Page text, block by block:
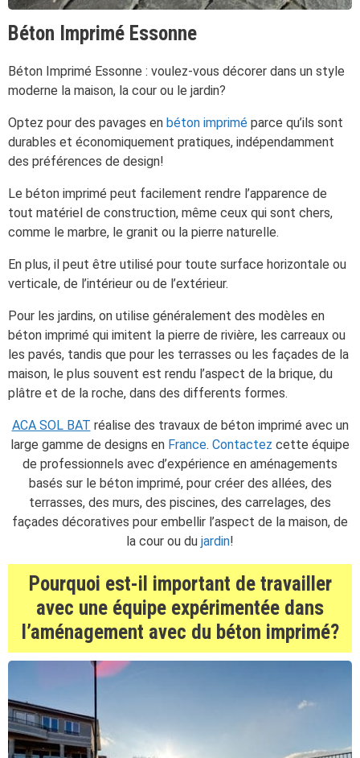
Béton Imprimé Essonne
Béton Imprimé Essonne : voulez-vous décorer dans un style
moderne la maison, la cour ou le jardin?
Optez pour des pavages en béton imprimé parce qu’ils sont
durables et économiquement pratiques, indépendamment
des préférences de design!
Le béton imprimé peut facilement rendre l’apparence de
tout matériel de construction, même ceux qui sont chers,
comme le marbre, le granit ou la pierre naturelle.
En plus, il peut être utilisé pour toute surface horizontale ou
verticale, de l’intérieur ou de l’extérieur.
Pour les jardins, on utilise généralement des modèles en
béton imprimé qui imitent la pierre de rivière, les carreaux ou
les pavés, tandis que pour les terrasses ou les façades de la
maison, le plus souvent est rendu l’aspect de la brique, du
plâtre et de la roche, dans des differents formes.
ACA SOL BAT réalise des travaux de béton imprimé avec un
large gamme de designs en France. Contactez cette équipe
de professionnels avec d’expérience en aménagements
basés sur le béton imprimé, pour créer des allées, des
terrasses, des murs, des piscines, des carrelages, des
façades décoratives pour embellir l’aspect de la maison, de
la cour ou du jardin!
Pourquoi est-il important de travailler
avec une équipe expérimentée dans
l’aménagement avec du béton imprimé?